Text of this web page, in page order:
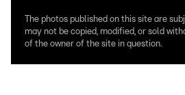
The photos published on this site are
may not be copied, modified, or sold
of the owner of the site in question.